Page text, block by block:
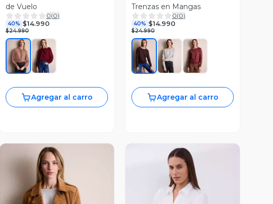
de Vuelo
0(0)
40% $14.990
$24.990
Agregar al carro
Trenzas en Mangas
0(0)
40% $14.990
$24.990
Agregar al carro